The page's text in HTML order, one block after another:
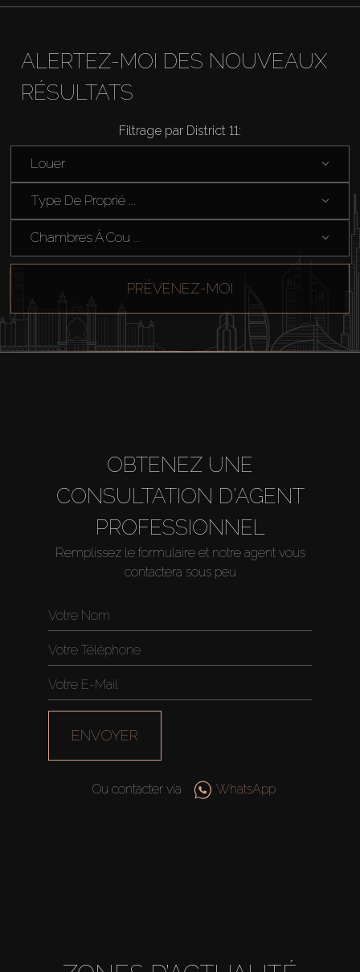
Acheter
Louer
Vendre
Hors Plan
Agents
About Us
ALERTEZ-MOI DES NOUVEAUX
RÉSULTATS
Filtrage par District 11:
Louer
Type De Proprié ...
Chambres À Cou ...
PRÉVENEZ-MOI
OBTENEZ UNE
CONSULTATION D'AGENT
PROFESSIONNEL
Remplissez le formulaire et notre agent vous
contactera sous peu
ENVOYER
Ou contacter via WhatsApp